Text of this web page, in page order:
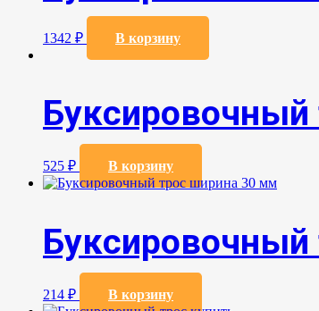
1342 ₽ В корзину
525 ₽ В корзину
214 ₽ В корзину